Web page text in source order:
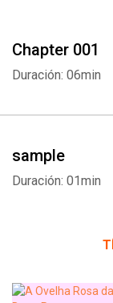
Chapter 001
Duración: 06min
sample
Duración: 01min